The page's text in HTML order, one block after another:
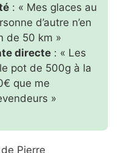
: « Mes glaces au
d’autre n’en
de 50 km »
directe : « Les
pot de 500g à la
que me
»
Pierre